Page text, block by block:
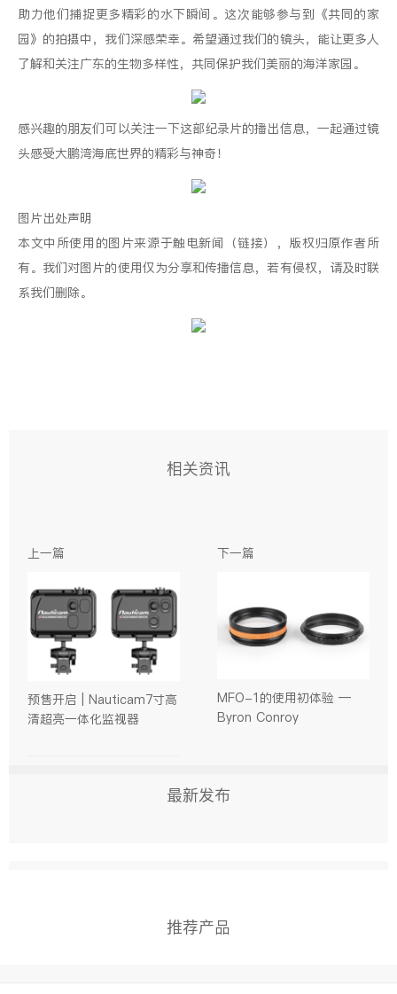
助力他们捕捉更多精彩的水下瞬间。这次能够参与到《共同的家
园》的拍摄中，我们深感荣幸。希望通过我们的镜头，能让更多人
了解和关注广东的生物多样性，共同保护我们美丽的海洋家园。
感兴趣的朋友们可以关注一下这部纪录片的播出信息，一起通过镜
头感受大鹏湾海底世界的精彩与神奇！
图片出处声明
本文中所使用的图片来源于触电新闻（链接），版权归原作者所
有。我们对图片的使用仅为分享和传播信息，若有侵权，请及时联
系我们删除。
相关资讯
上一篇
预售开启 | Nauticam7寸高
清超亮一体化监视器
下一篇
MFO-1的使用初体验 —
Byron Conroy
最新发布
推荐产品